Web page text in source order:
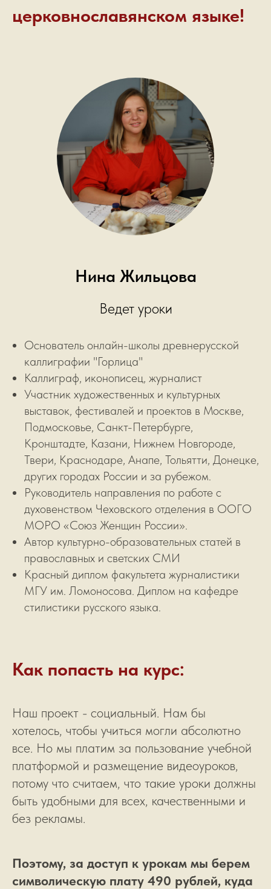
церковнославянском языке!
Нина Жильцова
Ведет уроки
Основатель онлайн-школы древнерусской
каллиграфии "Горлица"
Каллиграф, иконописец, журналист
Участник художественных и культурных
выставок, фестивалей и проектов в Москве,
Подмосковье, Санкт-Петербурге,
Кронштадте, Казани, Нижнем Новгороде,
Твери, Краснодаре, Анапе, Тольятти, Донецке,
других городах России и за рубежом.
Руководитель направления по работе с
духовенством Чеховского отделения в ООГО
МОРО «Союз Женщин России».
Автор культурно-образовательных статей в
православных и светских СМИ
Красный диплом факультета журналистики
МГУ им. Ломоносова. Диплом на кафедре
стилистики русского языка.
Как попасть на курс:
Наш проект - социальный. Нам бы
хотелось, чтобы учиться могли абсолютно
все. Но мы платим за пользование учебной
платформой и размещение видеоуроков,
потому что считаем, что такие уроки должны
быть удобными для всех, качественными и
без рекламы.
Поэтому, за доступ к урокам мы берем
символическую плату 490 рублей, куда